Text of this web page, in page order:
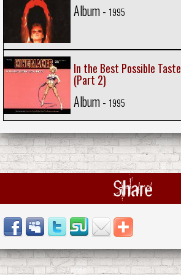
Album - 1995
In the Best Possible Taste
(Part 2)
Album - 1995
Share